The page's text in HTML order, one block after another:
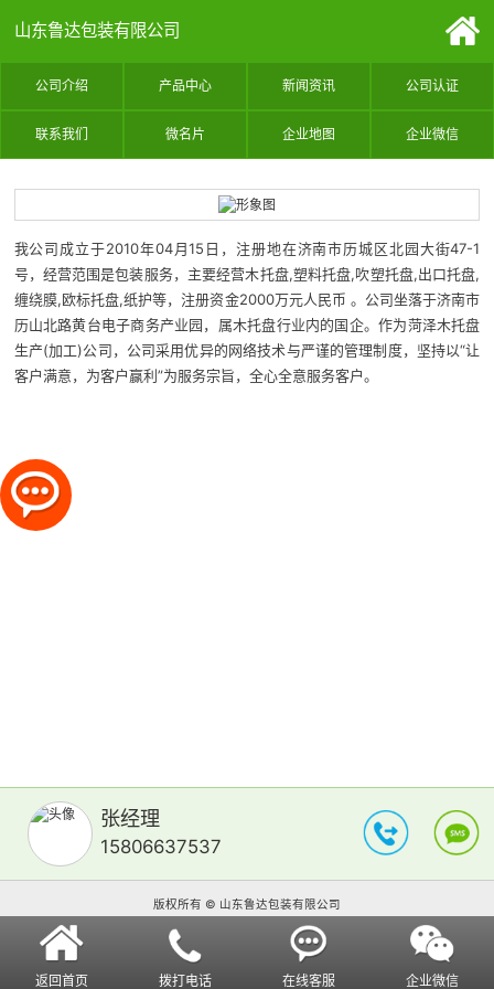
山东鲁达包装有限公司
公司介绍 产品中心 新闻资讯 公司认证
联系我们 微名片 企业地图 企业微信
我公司成立于2010年04月15日，注册地在济南市历城区北园大街47-1
号，经营范围是包装服务，主要经营木托盘,塑料托盘,吹塑托盘,出口托盘,
缠绕膜,欧标托盘,纸护等，注册资金2000万元人民币 。公司坐落于济南市
历山北路黄台电子商务产业园，属木托盘行业内的国企。作为菏泽木托盘
生产(加工)公司，公司采用优异的网络技术与严谨的管理制度，坚持以“让
客户满意，为客户赢利”为服务宗旨，全心全意服务客户。
张经理
15806637537
版权所有 © 山东鲁达包装有限公司
返回首页 拨打电话 在线客服 企业微信